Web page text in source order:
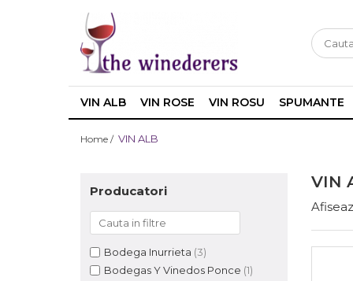
VIN ALB VIN ROSE VIN ROSU SPUMANTE
Home / VIN ALB
VIN
Producatori
Bodega Inurrieta (3)
Bodegas Y Vinedos Ponce (1)